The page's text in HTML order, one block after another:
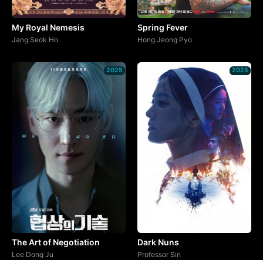
My Royal Nemesis
Jang Seok Ho
Spring Fever
Hong Jeong Pyo
2025
The Art of Negotiation
Lee Dong Ju
2025
Dark Nuns
Professor Sin